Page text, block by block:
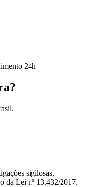
24h
.
sigilosas,
da Lei nº 13.432/2017.